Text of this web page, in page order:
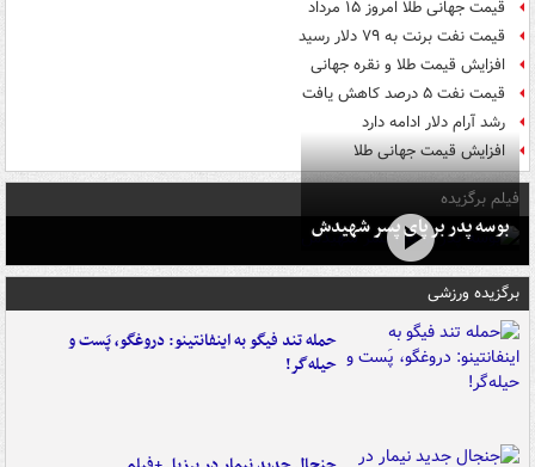
قیمت جهانی طلا امروز ۱۵ مرداد
قیمت نفت برنت به ۷۹ دلار رسید
افزایش قیمت طلا و نقره جهانی
قیمت نفت ۵ درصد کاهش یافت
رشد آرام دلار ادامه دارد
افزایش قیمت جهانی طلا
فیلم برگزیده
بوسه‌ پدر بر پای پسر شهیدش
برگزیده ورزشی
حمله تند فیگو به اینفانتینو: دروغگو، پَست‌ و
حیله‌گر!